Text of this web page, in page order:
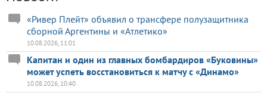
«Ривер Плейт» объявил о трансфере полузащитника
сборной Аргентины и «Атлетико»
10.08.2026, 11:01
Капитан и один из главных бомбардиров «Буковины»
может успеть восстановиться к матчу с «Динамо»
10.08.2026, 10:40